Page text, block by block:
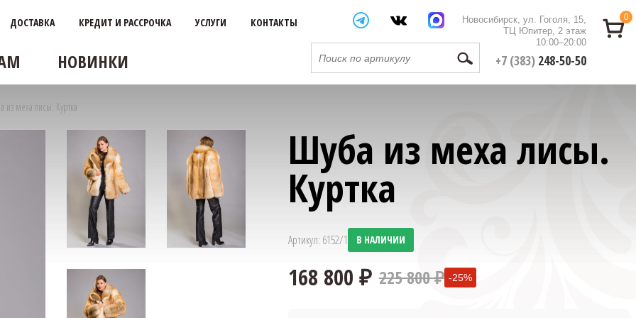
Новосибирск, ул. Гоголя, 15,
ТЦ Юпитер, 2 этаж
10:00–20:00
+7 (383) 248-50-50
ДОСТАВКА КРЕДИТ И РАССРОЧКА УСЛУГИ КОНТАКТЫ
НОВИНКИ
0
из меха лисы. Куртка
Шуба из меха лисы.
Куртка
Артикул: 6152/1 В НАЛИЧИИ
225 800 ₽ -25%